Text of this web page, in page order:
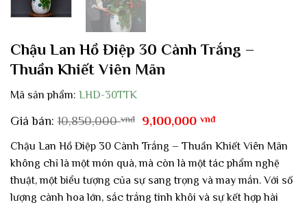
Chậu Lan Hồ Điệp 30 Cành Trắng –
Thuần Khiết Viên Mãn
Mã sản phẩm: LHD-30TTK
Giá bán: 10,850,000vnđ
Giá
là:
10,850,000 vnđ.
9,100,000vnđGiá
tại
là:
9,100,000 vnđ.
Chậu Lan Hồ Điệp 30 Cành Trắng – Thuần Khiết Viên Mãn
không chỉ là một món quà, mà còn là một tác phẩm nghệ
thuật, một biểu tượng của sự sang trọng và may mắn. Với số
lượng cành hoa lớn, sắc trắng tinh khôi và sự kết hợp hài